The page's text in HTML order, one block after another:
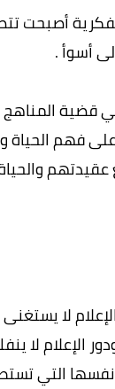
أصبحت
أسوأ .
قضية المناهج
فهم الحياة
الإعلام لا
الإعلام
التي